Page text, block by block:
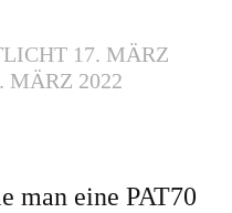
17. MÄRZ
MÄRZ 2022
man eine PAT70